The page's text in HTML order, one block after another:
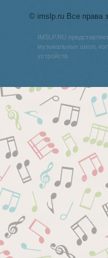
© imslp.ru Все права
IMSLP.RU
музыкальных школ,
устройств.